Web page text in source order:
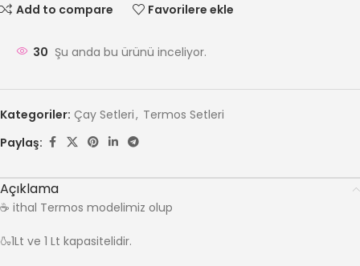
Add to compare Favorilere ekle
30 Şu anda bu ürünü inceliyor.
Kategoriler: Çay Setleri, Termos Setleri
Paylaş:
Açıklama
☕️ ithal Termos modelimiz olup
🍶1Lt ve 1 Lt kapasitelidir.